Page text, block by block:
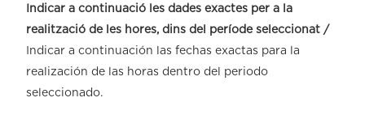
Indicar a continuació les dades exactes per a la
realització de les hores, dins del període seleccionat /
Indicar a continuación las fechas exactas para la
realización de las horas dentro del periodo
seleccionado.